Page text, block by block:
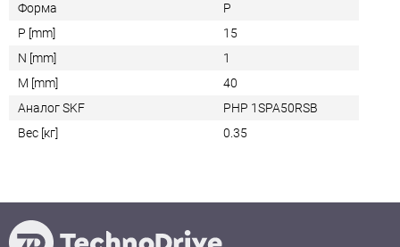
Форма
P
P [mm]
15
N [mm]
1
M [mm]
40
Аналог SKF
PHP 1SPA50RSB
Вес [кг]
0.35